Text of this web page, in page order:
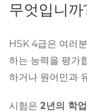
무엇입니까
HSK 4급은 여러
하는 능력을 평가
하거나 원어민과
시험은 2년의 학